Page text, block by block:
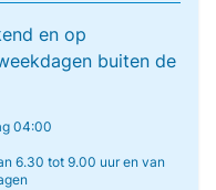
en op
buiten de
04:00
6.30 tot 9.00 uur en van